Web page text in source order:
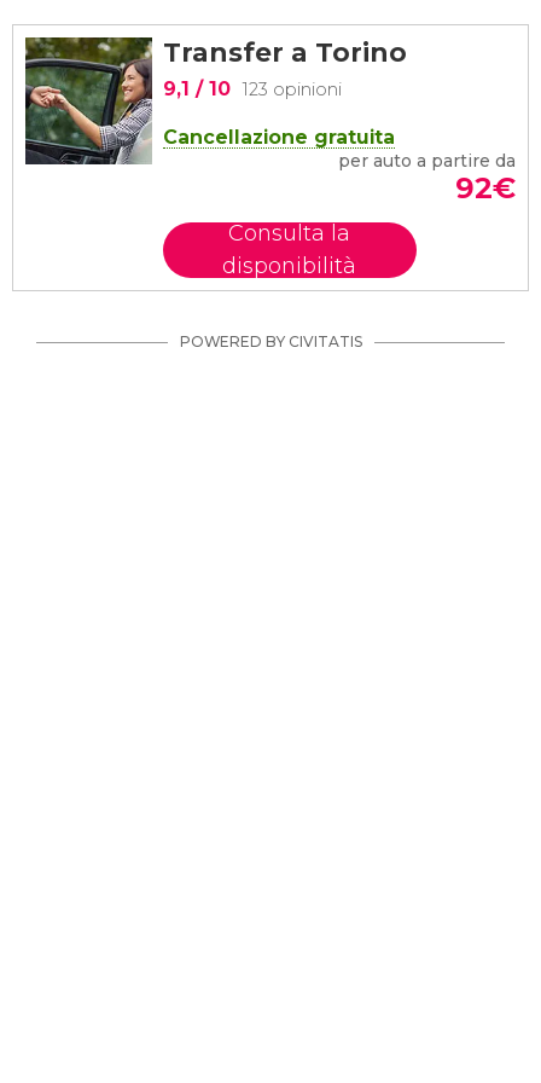
Transfer a Torino
9,1 / 10 123 opinioni
Cancellazione gratuita
per auto a partire da
92€
Consulta la
disponibilità
POWERED BY CIVITATIS